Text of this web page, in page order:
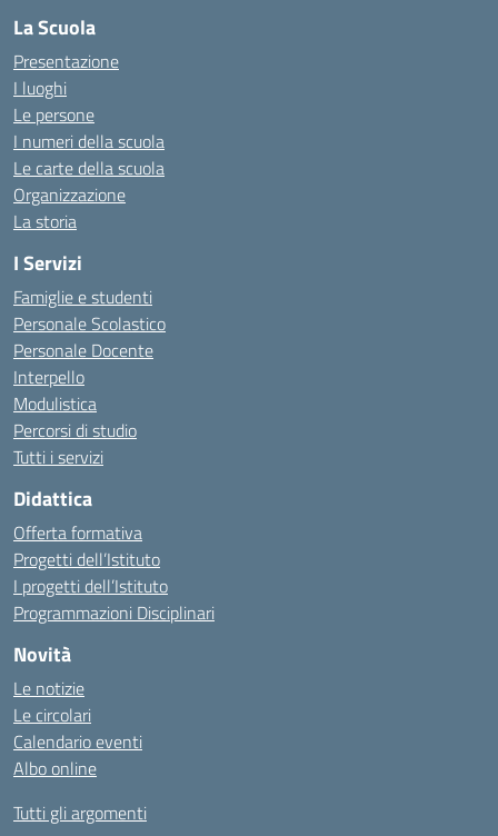
La Scuola
Presentazione
I luoghi
Le persone
I numeri della scuola
Le carte della scuola
Organizzazione
La storia
I Servizi
Famiglie e studenti
Personale Scolastico
Personale Docente
Interpello
Modulistica
Percorsi di studio
Tutti i servizi
Didattica
Offerta formativa
Progetti dell’Istituto
I progetti dell’Istituto
Programmazioni Disciplinari
Novità
Le notizie
Le circolari
Calendario eventi
Albo online
Tutti gli argomenti